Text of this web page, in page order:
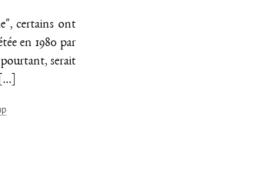
certains ont
en 1980 par
serait
[…]